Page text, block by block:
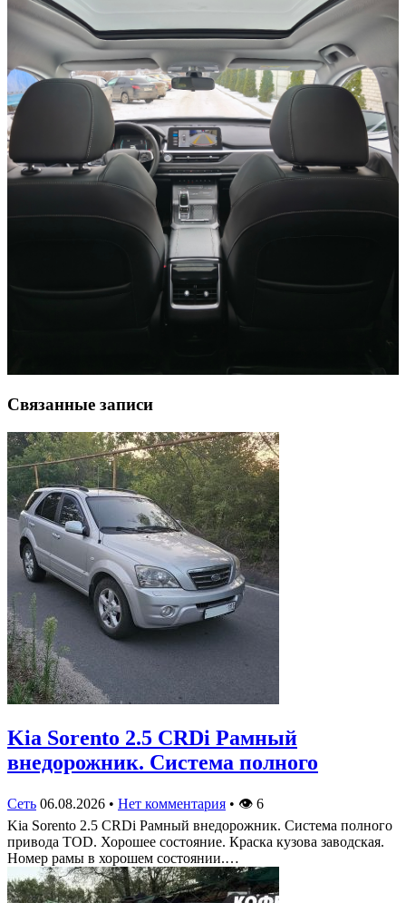
Связанные записи
Kia Sorento 2.5 CRDi Рамный
внедорожник. Система полного
Сеть 06.08.2026 • Нет комментария • 👁 6
Kia Sorento 2.5 CRDi Рамный внедорожник. Система полного
привода TOD. Хорошее состояние. Краска кузова заводская.
Номер рамы в хорошем состоянии.…